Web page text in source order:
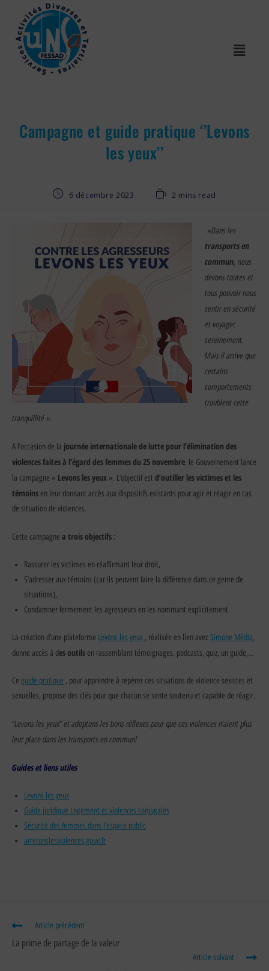
Campagne et guide pratique ‘’Levons
les yeux’’
6 décembre 2023 2 mins read
»Dans les
transports en
commun, nous
devons toutes et
tous pouvoir nous
sentir en sécurité
et voyager
sereinement.
Mais il arrive que
certains
comportements
troublent cette
tranquillité ».
A l’occasion de la journée internationale de lutte pour l’élimination des
violences faites à l’égard des femmes du 25 novembre, le Gouvernement lance
la campagne « Levons les yeux ». L’objectif est d’outiller les victimes et les
témoins en leur donnant accès aux dispositifs existants pour agir et réagir en cas
de situation de violences.
Cette campagne a trois objectifs :
Rassurer les victimes en réaffirmant leur droit,
S’adresser aux témoins (car ils peuvent faire la différence dans ce genre de
situations),
Condamner fermement les agresseurs en les nommant explicitement.
La création d’une plateforme Levons les yeux , réalisée en lien avec Simone Média,
donne accès à des outils en rassemblant témoignages, podcasts, quiz, un guide,…
Ce guide pratique , pour apprendre à repérer ces situations de violence sexistes et
sexuelles, propose des clés pour que chacun se sente soutenu et capable de réagir.
‘’Levons les yeux’’ et adoptons les bons réflexes pour que ces violences n’aient plus
leur place dans les transports en commun!
Guides et liens utiles
Levons les yeux
Guide juridique Logement et violences conjugales
Sécurité des femmes dans l’espace public
arretonslesviolences.gouv.fr
Article précédent
La prime de partage de la valeur
Article suivant